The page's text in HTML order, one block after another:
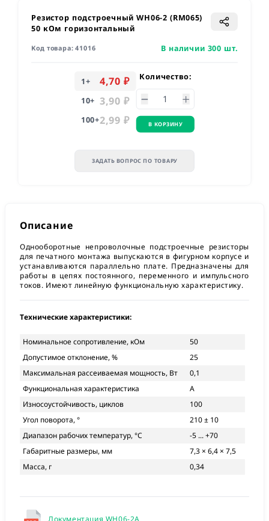
Резистор подстроечный WH06-2 (RM065)
50 кОм горизонтальный
Код товара:41016 В наличии 300 шт.
1+ 4,70 ₽
10+ 3,90 ₽
100+2,99 ₽
Количество:
В КОРЗИНУ
ЗАДАТЬ ВОПРОС ПО ТОВАРУ
Описание
Однооборотные непроволочные подстроечные резисторы
для печатного монтажа выпускаются в фигурном корпусе и
устанавливаются параллельно плате. Предназначены для
работы в цепях постоянного, переменного и импульсного
токов. Имеют линейную функциональную характеристику.
Технические характеристики:
Номинальное сопротивление, кОм
50
Допустимое отклонение, %
25
Максимальная рассеиваемая мощность, Вт
0,1
Функциональная характеристика
А
Износоустойчивость, циклов
100
Угол поворота, °
210 ± 10
Диапазон рабочих температур, °С
-5 ... +70
Габаритные размеры, мм
7,3 × 6,4 × 7,5
Масса, г
0,34
Документация WH06-2A